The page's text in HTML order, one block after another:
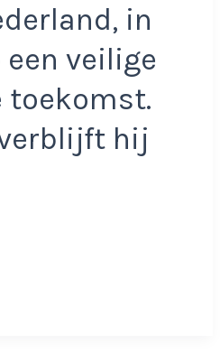
in
een veilige
toekomst.
hij